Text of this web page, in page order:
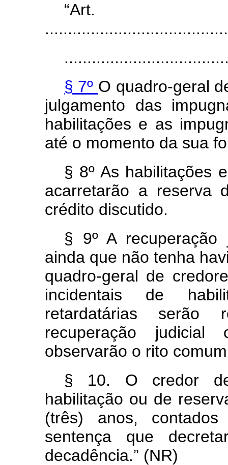
§ 7º O quadro-geral
julgamento das
habilitações e as
até o momento da sua
§ 8º As habilitações
acarretarão a reserva
crédito discutido.
§ 9º A recuperação
ainda que não tenha
quadro-geral de
incidentais de
retardatárias serão
recuperação
observarão o rito
§ 10. O credor
habilitação ou de
(três) anos,
sentença que
decadência.” (NR)